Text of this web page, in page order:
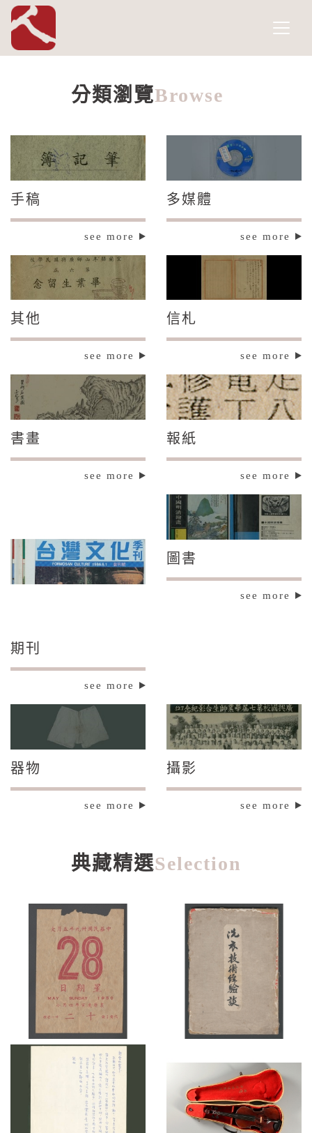
國家人權博物館
網頁導覽
分類瀏覽
分類瀏覽Browse
手稿
see more
多媒體
see more
其他
see more
信札
see more
書畫
see more
報紙
see more
期刊
see more
圖書
see more
器物
see more
攝影
see more
典藏精選
典藏精選Selection